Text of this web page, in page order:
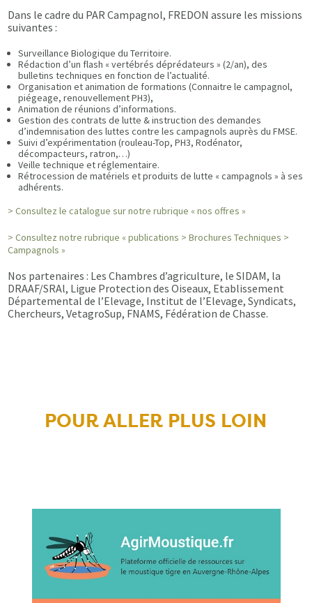
Dans le cadre du PAR Campagnol, FREDON assure les missions
suivantes :
Surveillance Biologique du Territoire.
Rédaction d’un flash « vertébrés déprédateurs » (2/an), des
bulletins techniques en fonction de l’actualité.
Organisation et animation de formations (Connaitre le campagnol,
piégeage, renouvellement PH3),
Animation de réunions d’informations.
Gestion des contrats de lutte & instruction des demandes
d’indemnisation des luttes contre les campagnols auprès du FMSE.
Suivi d’expérimentation (rouleau-Top, PH3, Rodénator,
décompacteurs, ratron,…)
Veille technique et réglementaire.
Rétrocession de matériels et produits de lutte « campagnols » à ses
adhérents.
> Consultez le catalogue sur notre rubrique « nos offres »
> Consultez notre rubrique « publications > Brochures Techniques >
Campagnols »
Nos partenaires : Les Chambres d’agriculture, le SIDAM, la
DRAAF/SRAl, Ligue Protection des Oiseaux, Etablissement
Départemental de l’Elevage, Institut de l’Elevage, Syndicats,
Chercheurs, VetagroSup, FNAMS, Fédération de Chasse.
POUR ALLER PLUS LOIN